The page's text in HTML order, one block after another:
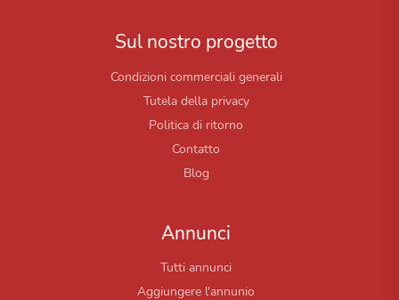
Sul nostro progetto
Condizioni commerciali generali
Tutela della privacy
Politica di ritorno
Contatto
Blog
Annunci
Tutti annunci
Aggiungere l'annunio